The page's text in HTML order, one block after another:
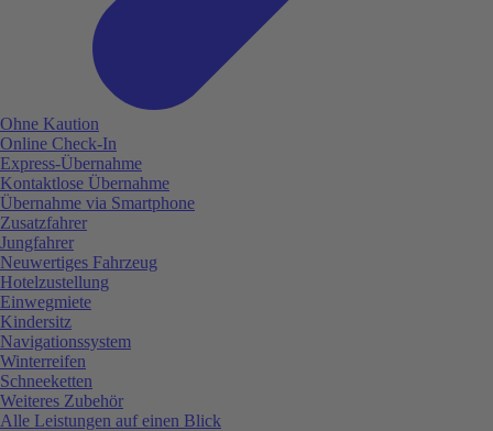
Ohne Kaution
Online Check-In
Express-Übernahme
Kontaktlose Übernahme
Übernahme via Smartphone
Zusatzfahrer
Jungfahrer
Neuwertiges Fahrzeug
Hotelzustellung
Einwegmiete
Kindersitz
Navigationssystem
Winterreifen
Schneeketten
Weiteres Zubehör
Alle Leistungen auf einen Blick